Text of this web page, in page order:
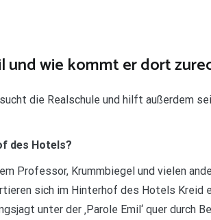
und wie kommt er dort
die Realschule und hilft außerdem
des Hotels?
Professor, Krummbiegel und vielen
sich im Hinterhof des Hotels Kreid
unter der ‚Parole Emil‘ quer durch